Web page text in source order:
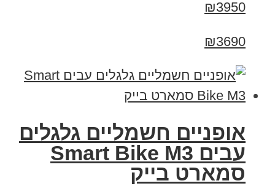
₪3950
₪3690
אופניים חשמליים גלגלים
עבים Smart Bike M3
סמארט בייק